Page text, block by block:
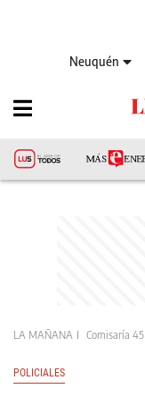
Neuquén
LA MAÑANA Comisaría 45
POLICIALES